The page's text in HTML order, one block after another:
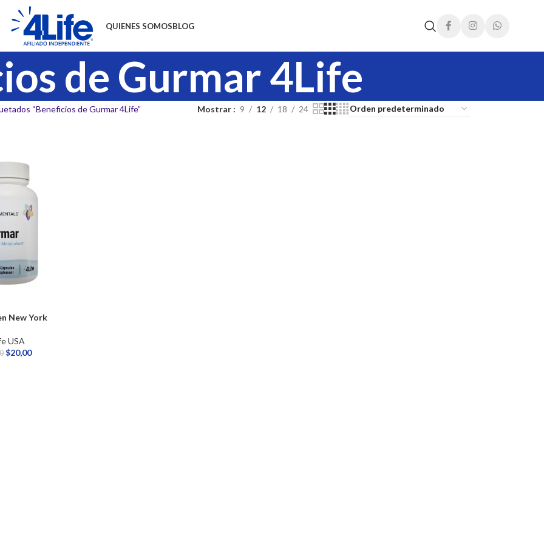
QUIENES SOMOSBLOG
de Gurmar 4Life
“Beneficios de Gurmar 4Life” Mostrar 9 12 18 24
New York
USA
$20,00